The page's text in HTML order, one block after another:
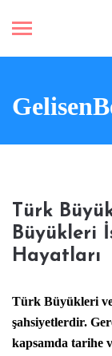
Türk
Büyükleri
Hayatları
Türk Büyükleri
şahsiyetlerdir.
kapsamda tarihe